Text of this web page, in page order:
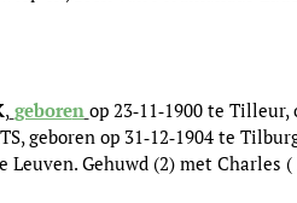
, geboren op 23‑11‑1900 te
geboren op 31‑12‑1904 te
Gehuwd (2) met Charles